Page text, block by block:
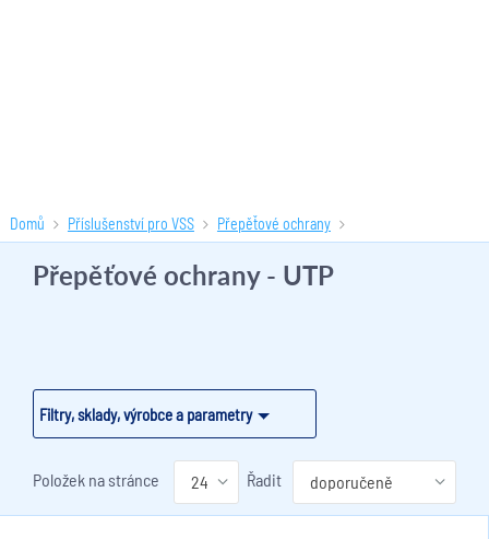
Domů Příslušenství pro VSS Přepěťové ochrany
Přepěťové ochrany - UTP (5 produktů)
Filtry, sklady, výrobce a parametry
Přepěťové ochrany - UTP
Položek na stránce Řadit